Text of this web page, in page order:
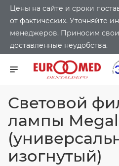
Цены на сайте и сроки
от фактических. Уточняйте
менеджеров. Приносим свои
доставленные неудобства.
Световой
лампы
изогнутый)